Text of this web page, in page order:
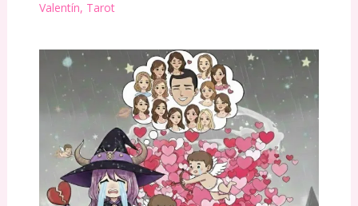
Valentín, Tarot